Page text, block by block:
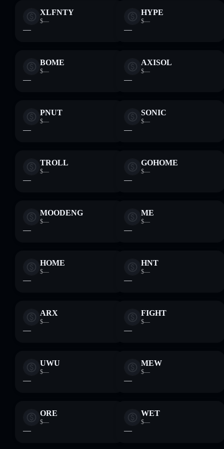
XLFNTY
$—
—
HYPE
$—
—
BOME
$—
—
AXISOL
$—
—
PNUT
$—
—
SONIC
$—
—
TROLL
$—
—
GOHOME
$—
—
MOODENG
$—
—
ME
$—
—
HOME
$—
—
HNT
$—
—
ARX
$—
—
FIGHT
$—
—
UWU
$—
—
MEW
$—
—
ORE
$—
—
WET
$—
—